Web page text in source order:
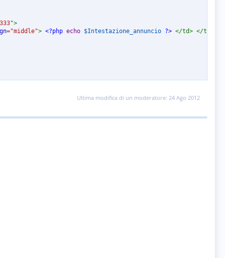
">
="middle"> <?php echo $Intestazione_annuncio ?> </td> </tr
Ultima modifica di un moderatore: 24 Ago 2012